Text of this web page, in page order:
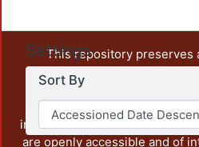
Settings
Sort By
This repository preserves
unrestricted open access,
output of UAM
administrative and
institution, as well as content
are openly accessible and of